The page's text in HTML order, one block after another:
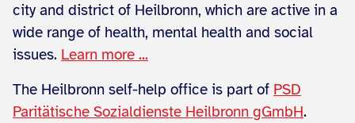
city and district of Heilbronn, which are active in a
wide range of health, mental health and social
issues. Learn more ...
The Heilbronn self-help office is part of PSD
Paritätische Sozialdienste Heilbronn gGmbH.